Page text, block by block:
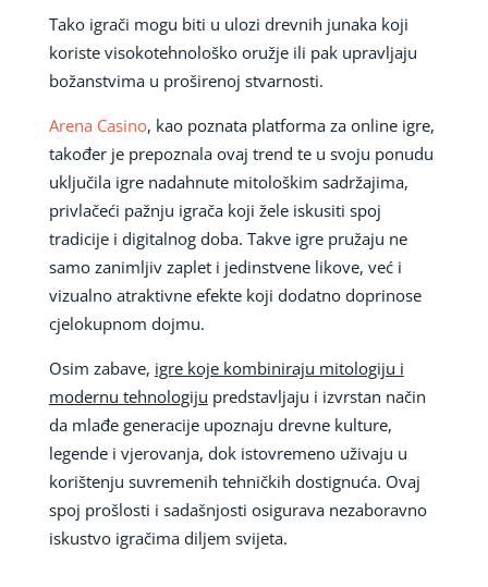
Tako igrači mogu biti u ulozi drevnih junaka koji
koriste visokotehnološko oružje ili pak upravljaju
božanstvima u proširenoj stvarnosti.
Arena Casino, kao poznata platforma za online igre,
također je prepoznala ovaj trend te u svoju ponudu
uključila igre nadahnute mitološkim sadržajima,
privlačeći pažnju igrača koji žele iskusiti spoj
tradicije i digitalnog doba. Takve igre pružaju ne
samo zanimljiv zaplet i jedinstvene likove, već i
vizualno atraktivne efekte koji dodatno doprinose
cjelokupnom dojmu.
Osim zabave, igre koje kombiniraju mitologiju i
modernu tehnologiju predstavljaju i izvrstan način
da mlađe generacije upoznaju drevne kulture,
legende i vjerovanja, dok istovremeno uživaju u
korištenju suvremenih tehničkih dostignuća. Ovaj
spoj prošlosti i sadašnjosti osigurava nezaboravno
iskustvo igračima diljem svijeta.